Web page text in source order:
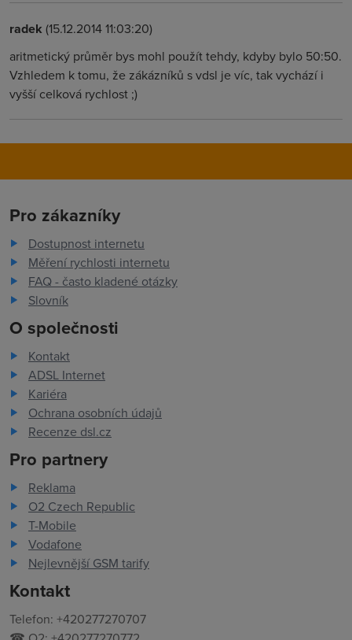
radek (15.12.2014 11:03:20)
aritmetický průměr bys mohl použít tehdy, kdyby bylo 50:50.
Vzhledem k tomu, že zákázníků s vdsl je víc, tak vychází i
vyšší celková rychlost ;)
Pro zákazníky
Dostupnost internetu
Měření rychlosti internetu
FAQ - často kladené otázky
Slovník
O společnosti
Kontakt
ADSL Internet
Kariéra
Ochrana osobních údajů
Recenze dsl.cz
Pro partnery
Reklama
O2 Czech Republic
T-Mobile
Vodafone
Nejlevnější GSM tarify
Kontakt
Telefon: +420277270707